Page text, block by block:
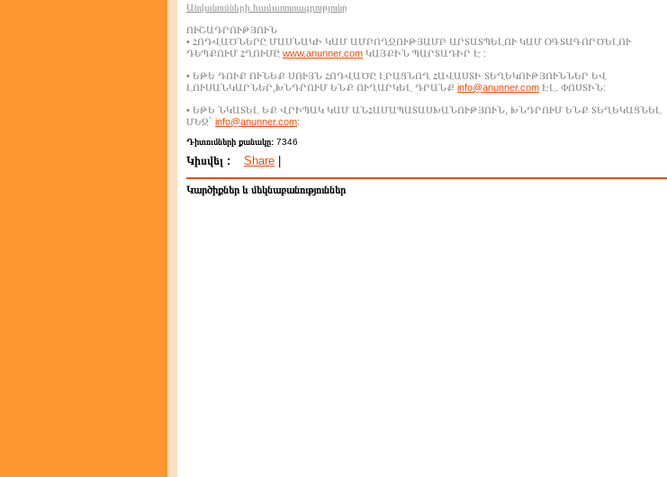
Անվանումների համառոտագրությունը
ՈՒՇԱԴՐՈՒԹՅՈՒՆ
• ՀՈԴՎԱԾՆԵՐԸ ՄԱՍՆԱԿԻ ԿԱՄ ԱՄԲՈՂՋՈՒԹՅԱՄԲ ԱՐՏԱՏՊԵԼՈՒ ԿԱՄ ՕԳՏԱԳՈՐԾԵԼՈՒ
ԴԵՊՔՈՒՄ ՀՂՈՒՄԸ www.anunner.com ԿԱՅՔԻՆ ՊԱՐՏԱԴԻՐ Է :
• ԵԹԵ ԴՈՒՔ ՈՒՆԵՔ ՍՈՒՅՆ ՀՈԴՎԱԾԸ ԼՐԱՑՆՈՂ ՀԱՎԱՍՏԻ ՏԵՂԵԿՈՒԹՅՈՒՆՆԵՐ ԵՎ
ԼՈՒՍԱՆԿԱՐՆԵՐ,ԽՆԴՐՈՒՄ ԵՆՔ ՈՒՂԱՐԿԵԼ ԴՐԱՆՔ info@anunner.com ԷԼ. ՓՈՍՏԻՆ:
• ԵԹԵ ՆԿԱՏԵԼ ԵՔ ՎՐԻՊԱԿ ԿԱՄ ԱՆՀԱՄԱՊԱՏԱՍԽԱՆՈՒԹՅՈՒՆ, ԽՆԴՐՈՒՄ ԵՆՔ ՏԵՂԵԿԱՑՆԵԼ
ՄԵԶ` info@anunner.com:
Դիտումների քանակը: 7346
Կիսվել : Share
Կարծիքներ և մեկնաբանություններ